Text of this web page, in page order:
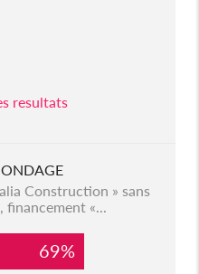
resultats
Construction » sans
financement «...
69%